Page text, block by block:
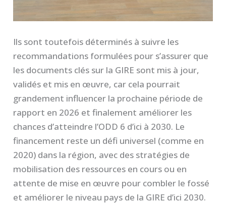
Ils sont toutefois déterminés à suivre les
recommandations formulées pour s’assurer que
les documents clés sur la GIRE sont mis à jour,
validés et mis en œuvre, car cela pourrait
grandement influencer la prochaine période de
rapport en 2026 et finalement améliorer les
chances d’atteindre l’ODD 6 d’ici à 2030. Le
financement reste un défi universel (comme en
2020) dans la région, avec des stratégies de
mobilisation des ressources en cours ou en
attente de mise en œuvre pour combler le fossé
et améliorer le niveau pays de la GIRE d’ici 2030.